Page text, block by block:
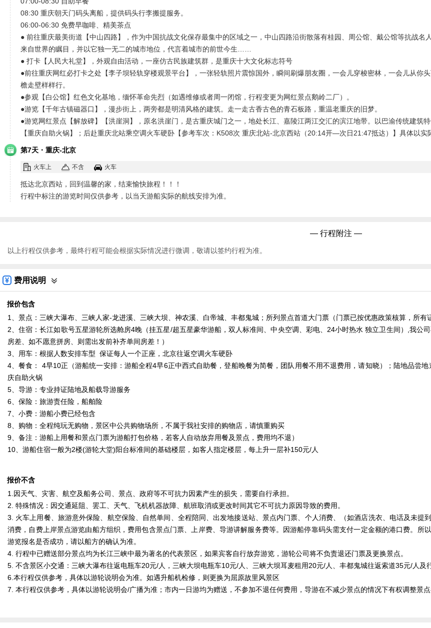
08:30 重庆朝天门码头离船，提供码头行李搬提服务。
06:00-06:30 免费早咖啡、精美茶点
● 前往重庆最美街道【中山四路】，作为中国抗战文化保存最集中的区域之一，中山四路沿街散落有桂园、周公馆、戴公馆等抗战
来自世界的瞩目，并以它独一无二的城市地位，代言着城市的前世今生……
● 打卡【人民大礼堂】，外观自由活动，一座仿古民族建筑群，是重庆十大文化标志符号
●前往重庆网红必打卡之处【李子坝轻轨穿楼观景平台】，一张轻轨照片震惊国外，瞬间刷爆朋友圈，一会儿穿梭密林，一会儿从你
檐走壁样样行。
●参观【白公馆】红色文化基地，缅怀革命先烈（如遇维修或者周一闭馆，行程变更为网红景点鹅岭二厂）。
●游览【千年古镇磁器口】，漫步街上，两旁都是明清风格的建筑。走一走古香古色的青石板路，重温老重庆的旧梦。
●游览网红景点【解放碑】【洪崖洞】，原名洪崖门，是古重庆城门之一，地处长江、嘉陵江两江交汇的滨江地带。以巴渝传统建筑
【重庆自助火锅】；后赴重庆北站乘空调火车硬卧【参考车次：K508次 重庆北站-北京西站（20:14开—次日21:47抵达）】具体以实
第7天 · 重庆-北京
火车上 不含 火车
抵达北京西站，回到温馨的家，结束愉快旅程！！！
行程中标注的游览时间仅供参考，以当天游船实际的航线安排为准。
— 行程附注 —
以上行程仅供参考，最终行程可能会根据实际情况进行微调，敬请以签约行程为准。
费用说明
报价包含
1、景点：三峡大瀑布、三峡人家-龙进溪、三峡大坝、神农溪、白帝城、丰都鬼城；所列景点首道大门票（门票已按优惠政策核算，所有
2、住宿：长江如歌号五星游轮所选舱房4晚（挂五星/超五星豪华游船，双人标准间、中央空调、彩电、24小时热水 独立卫生间）,我公
房差、如不愿意拼房、则需出发前补齐单间房差！）
3、用车：根据人数安排车型 保证每人一个正座，北京往返空调火车硬卧
4、餐食： 4早10正（游船统一安排：游船全程4早6正中西式自助餐，登船晚餐为简餐，团队用餐不用不退费用，请知晓）；陆地品尝
庆自助火锅
5、导游：专业持证陆地及船载导游服务
6、保险：旅游责任险，船舶险
7、小费：游船小费已经包含
8、购物：全程纯玩无购物，景区中公共购物场所，不属于我社安排的购物店，请慎重购买
9、备注：游船上用餐和景点门票为游船打包价格，若客人自动放弃用餐及景点，费用均不退）
10、游船住宿一般为2楼(游轮大堂)阳台标准间的基础楼层，如客人指定楼层，每上升一层补150元/人
报价不含
1.因天气、灾害、航空及船务公司、景点、政府等不可抗力因素产生的损失，需要自行承担。
2. 特殊情况：因交通延阻、罢工、天气、飞机机器故障、航班取消或更改时间其它不可抗力原因导致的费用。
3. 火车上用餐、旅游意外保险、航空保险、自然单间、全程陪同、出发地接送站、景点内门票、个人消费、（如酒店洗衣、电话及未
消费，自费上岸景点游览由船方组织，费用包含景点门票、上岸费、导游讲解服务费等。因游船停靠码头需支付一定金额的港口费。
游览报名是否成功，请以船方的确认为准。
4. 行程中已赠送部分景点均为长江三峡中最为著名的代表景区，如果宾客自行放弃游览，游轮公司将不负责退还门票及更换景点。
5. 不含景区小交通：三峡大瀑布往返电瓶车20元/人，三峡大坝电瓶车10元/人、三峡大坝耳麦租用20元/人、丰都鬼城往返索道35元/人及
6.本行程仅供参考，具体以游轮说明会为准。如遇升船机检修，则更换为屈原故里风景区
7. 本行程仅供参考，具体以游轮说明会/广播为准；市内一日游均为赠送，不参加不退任何费用，导游在不减少景点的情况下有权调整景点